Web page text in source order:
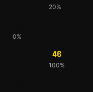
20%
0%
46
100%